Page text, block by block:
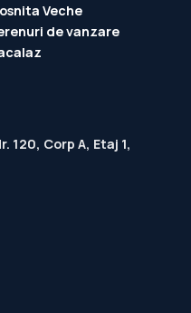
Veche
de vanzare
120, Corp A, Etaj 1,